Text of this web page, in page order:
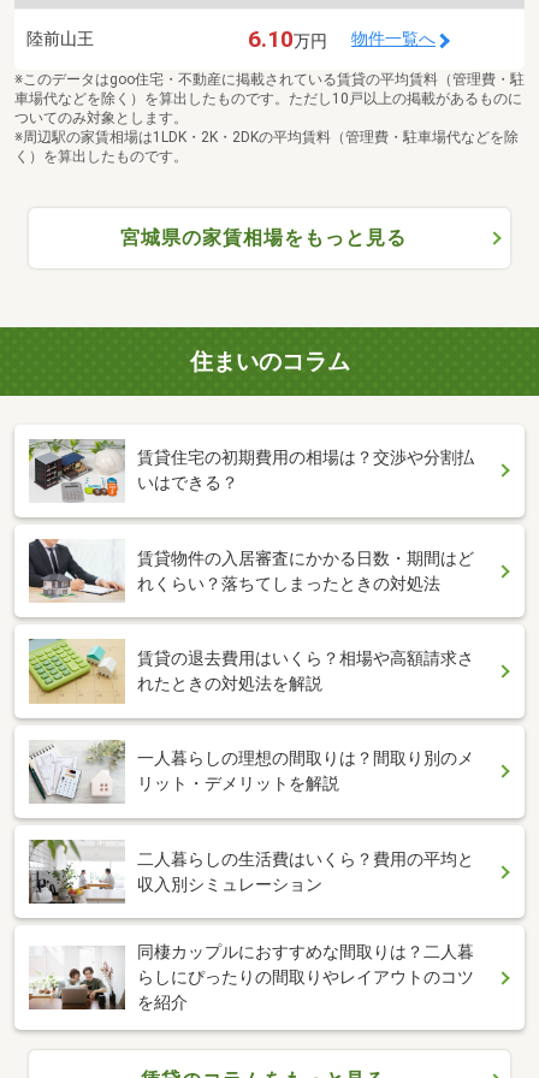
陸前山王 6.10万円 物件一覧へ
※このデータはgoo住宅・不動産に掲載されている賃貸の平均賃料（管理費・駐
車場代などを除く）を算出したものです。ただし10戸以上の掲載があるものに
ついてのみ対象とします。
※周辺駅の家賃相場は1LDK・2K・2DKの平均賃料（管理費・駐車場代などを除
く）を算出したものです。
宮城県の家賃相場をもっと見る
住まいのコラム
賃貸住宅の初期費用の相場は？交渉や分割払
いはできる？
賃貸物件の入居審査にかかる日数・期間はど
れくらい？落ちてしまったときの対処法
賃貸の退去費用はいくら？相場や高額請求さ
れたときの対処法を解説
一人暮らしの理想の間取りは？間取り別のメ
リット・デメリットを解説
二人暮らしの生活費はいくら？費用の平均と
収入別シミュレーション
同棲カップルにおすすめな間取りは？二人暮
らしにぴったりの間取りやレイアウトのコツ
を紹介